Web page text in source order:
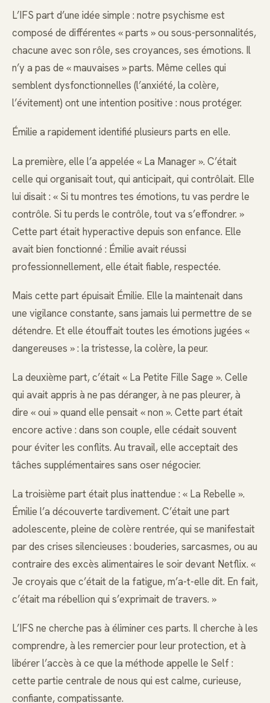
L’IFS part d’une idée simple : notre psychisme est
composé de différentes « parts » ou sous-personnalités,
chacune avec son rôle, ses croyances, ses émotions. Il
n’y a pas de « mauvaises » parts. Même celles qui
semblent dysfonctionnelles (l’anxiété, la colère,
l’évitement) ont une intention positive : nous protéger.
Émilie a rapidement identifié plusieurs parts en elle.
La première, elle l’a appelée « La Manager ». C’était
celle qui organisait tout, qui anticipait, qui contrôlait. Elle
lui disait : « Si tu montres tes émotions, tu vas perdre le
contrôle. Si tu perds le contrôle, tout va s’effondrer. »
Cette part était hyperactive depuis son enfance. Elle
avait bien fonctionné : Émilie avait réussi
professionnellement, elle était fiable, respectée.
Mais cette part épuisait Émilie. Elle la maintenait dans
une vigilance constante, sans jamais lui permettre de se
détendre. Et elle étouffait toutes les émotions jugées «
dangereuses » : la tristesse, la colère, la peur.
La deuxième part, c’était « La Petite Fille Sage ». Celle
qui avait appris à ne pas déranger, à ne pas pleurer, à
dire « oui » quand elle pensait « non ». Cette part était
encore active : dans son couple, elle cédait souvent
pour éviter les conflits. Au travail, elle acceptait des
tâches supplémentaires sans oser négocier.
La troisième part était plus inattendue : « La Rebelle ».
Émilie l’a découverte tardivement. C’était une part
adolescente, pleine de colère rentrée, qui se manifestait
par des crises silencieuses : bouderies, sarcasmes, ou au
contraire des excès alimentaires le soir devant Netflix. «
Je croyais que c’était de la fatigue, m’a-t-elle dit. En fait,
c’était ma rébellion qui s’exprimait de travers. »
L’IFS ne cherche pas à éliminer ces parts. Il cherche à les
comprendre, à les remercier pour leur protection, et à
libérer l’accès à ce que la méthode appelle le Self :
cette partie centrale de nous qui est calme, curieuse,
confiante, compatissante.